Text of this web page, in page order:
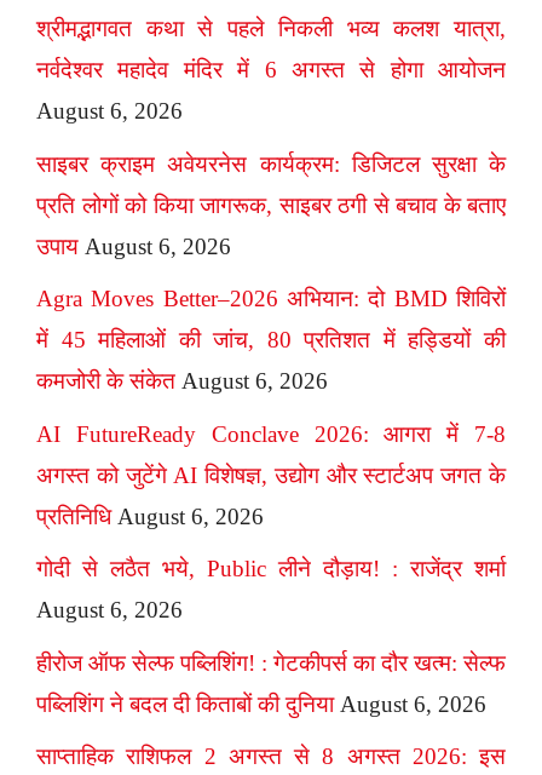
श्रीमद्भागवत कथा से पहले निकली भव्य कलश यात्रा,
नर्वदेश्वर महादेव मंदिर में 6 अगस्त से होगा आयोजन
August 6, 2026
साइबर क्राइम अवेयरनेस कार्यक्रम: डिजिटल सुरक्षा के
प्रति लोगों को किया जागरूक, साइबर ठगी से बचाव के बताए
उपाय August 6, 2026
Agra Moves Better–2026 अभियान: दो BMD शिविरों
में 45 महिलाओं की जांच, 80 प्रतिशत में हड्डियों की
कमजोरी के संकेत August 6, 2026
AI FutureReady Conclave 2026: आगरा में 7-8
अगस्त को जुटेंगे AI विशेषज्ञ, उद्योग और स्टार्टअप जगत के
प्रतिनिधि August 6, 2026
गोदी से लठैत भये, Public लीने दौड़ाय! : राजेंद्र शर्मा
August 6, 2026
हीरोज ऑफ सेल्फ पब्लिशिंग! : गेटकीपर्स का दौर खत्म: सेल्फ
पब्लिशिंग ने बदल दी किताबों की दुनिया August 6, 2026
साप्ताहिक राशिफल 2 अगस्त से 8 अगस्त 2026: इस